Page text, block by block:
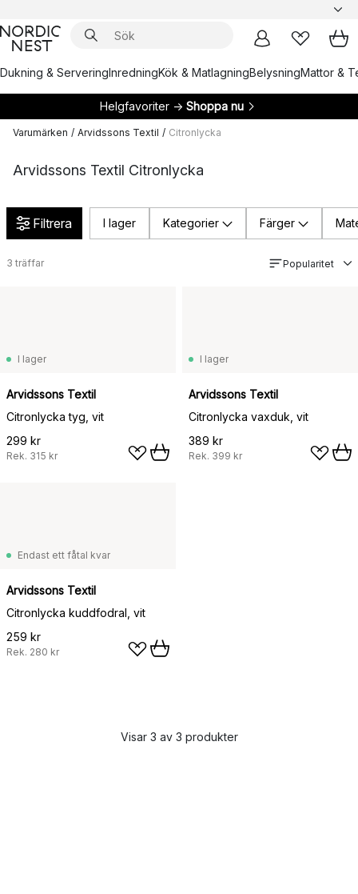
Dukning & ServeringInredningKök & MatlagningBelysningMattor &
Helgfavoriter → Shoppa nu
Varumärken / Arvidssons Textil / Citronlycka
Arvidssons Textil Citronlycka
Filtrera I lager Kategorier Färger
3 träffar Popularitet
I lager
Arvidssons Textil
Citronlycka tyg, vit
299 kr
Rek. 315 kr
I lager
Arvidssons Textil
Citronlycka vaxduk, vit
389 kr
Rek. 399 kr
Endast ett fåtal kvar
Arvidssons Textil
Citronlycka kuddfodral, vit
259 kr
Rek. 280 kr
Visar 3 av 3 produkter